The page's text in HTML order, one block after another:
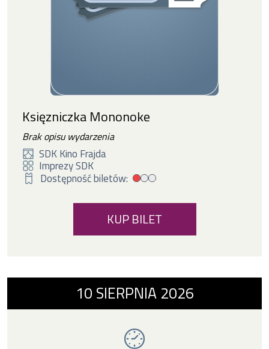
Księzniczka Mononoke
Brak opisu wydarzenia
SDK Kino Frajda
Imprezy SDK
Dostępność biletów:
Mała dostępność biletów
KUP BILET
Wydarzenie numer 3: WAKACYJNE
10 SIERPNIA 2026